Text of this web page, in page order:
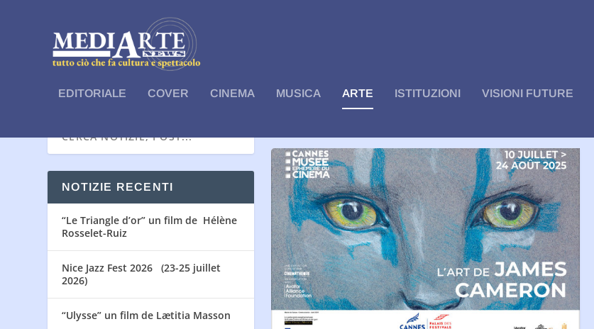
EDITORIALE COVER CINEMA MUSICA ARTE ISTITUZIONI VISIONI FUTURE
NOTIZIE RECENTI
“Le Triangle d’or” un film de Hélène
Rosselet-Ruiz
Nice Jazz Fest 2026 (23-25 juillet
2026)
“Ulysse” un film de Lætitia Masson